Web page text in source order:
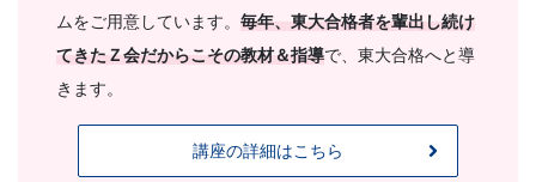
ムをご用意しています。 毎年、東大合格者を輩出し続け
てきたＺ会だからこその教材＆指導で、東大合格へと導
きます。
講座の詳細はこちら